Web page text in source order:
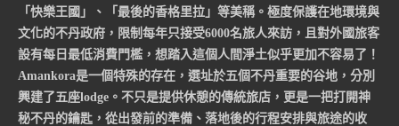
「快樂王國」、「最後的香格里拉」等美稱。極度保護在地環境與
文化的不丹政府，限制每年只接受6000名旅人來訪，且對外國旅客
設有每日最低消費門檻，想踏入這個人間淨土似乎更加不容易了！
Amankora是一個特殊的存在，選址於五個不丹重要的谷地，分別
興建了五座lodge。不只是提供休憩的傳統旅店，更是一把打開神
秘不丹的鑰匙，從出發前的準備、落地後的行程安排與旅途的收